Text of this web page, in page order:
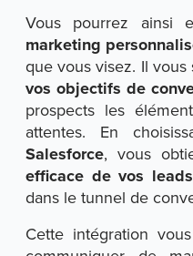
Vous pourrez ainsi
marketing
que vous visez. Il vous
vos objectifs de
prospects les
attentes. En
Salesforce, vous
efficace de vos leads
dans le tunnel de
Cette intégration